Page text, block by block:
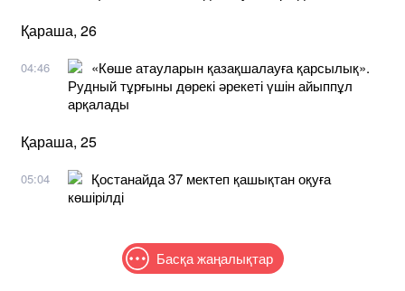
Қараша, 26
04:46
«Көше атауларын қазақшалауға қарсылық».
Рудный тұрғыны дөрекі әрекеті үшін айыппұл
арқалады
Қараша, 25
05:04
Қостанайда 37 мектеп қашықтан оқуға
көшірілді
Басқа жаңалықтар